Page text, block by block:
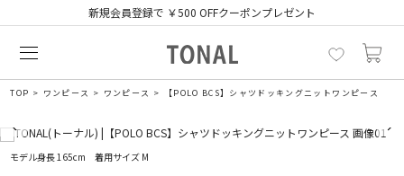
新規会員登録で ￥500 OFFクーポンプレゼント
TOP ワンピース ワンピース 【POLO BCS】シャツドッキングニットワンピース
モデル身長 165cm 着用サイズ M